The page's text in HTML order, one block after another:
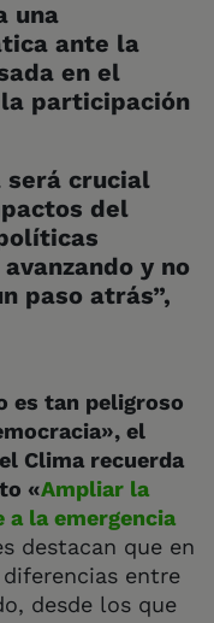
una
ante la
en el
participación
será crucial
del
y no
paso atrás”,
es tan peligroso
el
Clima recuerda
«Ampliar la
la emergencia
destacan que en
entre
desde los que